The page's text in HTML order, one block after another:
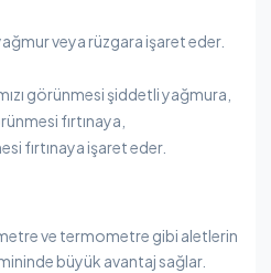
veya rüzgara işaret eder.​
görünmesi şiddetli yağmura,​
fırtınaya,​
fırtınaya işaret eder.​
ve termometre gibi aletlerin
büyük avantaj sağlar.